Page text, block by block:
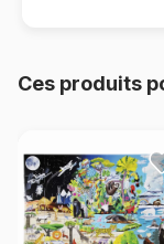
Ces produits